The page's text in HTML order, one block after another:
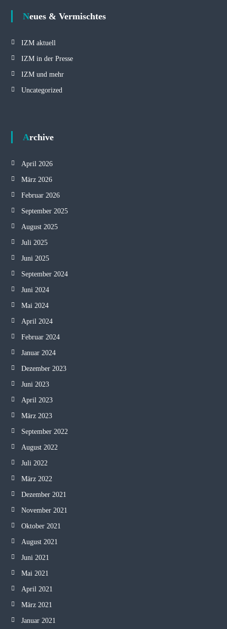
Neues & Vermischtes
IZM aktuell
IZM in der Presse
IZM und mehr
Uncategorized
Archive
April 2026
März 2026
Februar 2026
September 2025
August 2025
Juli 2025
Juni 2025
September 2024
Juni 2024
Mai 2024
April 2024
Februar 2024
Januar 2024
Dezember 2023
Juni 2023
April 2023
März 2023
September 2022
August 2022
Juli 2022
März 2022
Dezember 2021
November 2021
Oktober 2021
August 2021
Juni 2021
Mai 2021
April 2021
März 2021
Januar 2021